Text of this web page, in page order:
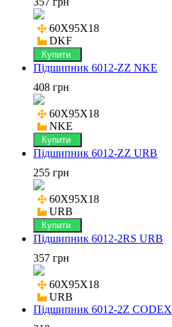
60X95X18
DKF
Купити
Підшипник 6012-ZZ NKE
408 грн
60X95X18
NKE
Купити
Підшипник 6012-ZZ URB
255 грн
60X95X18
URB
Купити
Підшипник 6012-2RS URB
357 грн
60X95X18
URB
Підшипник 6012-2Z CODEX